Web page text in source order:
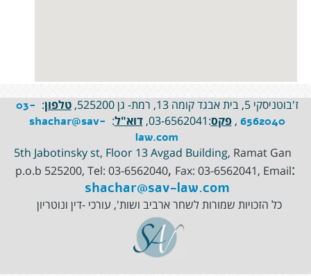
ז'בוטניסקי 5, בית אבגד קומה 13, רמת- גן 525200, טלפון:
03-
6562040
, פקס:03-6562041, דוא"ל:
shachar@sav-
law.com
Ramat Gan
p.o.b 525200, Tel: 03-6562040,Fax: 03-6562041, Email:
shachar@sav-law.com
כל הזכויות שמורות לשחר ארביב ושות', עורכי -דין ונוטריון